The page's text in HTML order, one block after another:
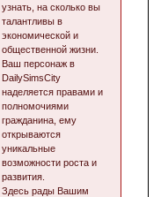
узнать, на сколько вы
талантливы в
экономической и
общественной жизни.
Ваш персонаж в
DailySimsCity
наделяется правами и
полномочиями
гражданина, ему
открываются
уникальные
возможности роста и
развития.
Здесь рады Вашим